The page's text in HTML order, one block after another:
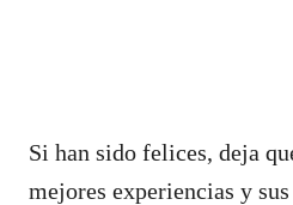
Si han sido felices, deja
mejores experiencias y